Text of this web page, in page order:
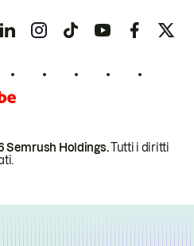
Semrush Holdings.Tutti i diritti